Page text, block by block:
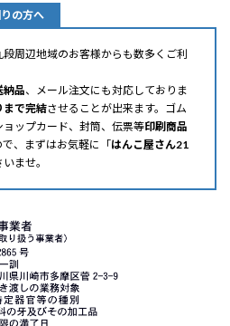
の方へ
周辺地域のお客様からも数多くご利
納品、メール注文にも対応しておりま
まで完結させることが出来ます。ゴム
ップカード、封筒、伝票等印刷商品
、まずはお気軽に「はんこ屋さん21
ませ。